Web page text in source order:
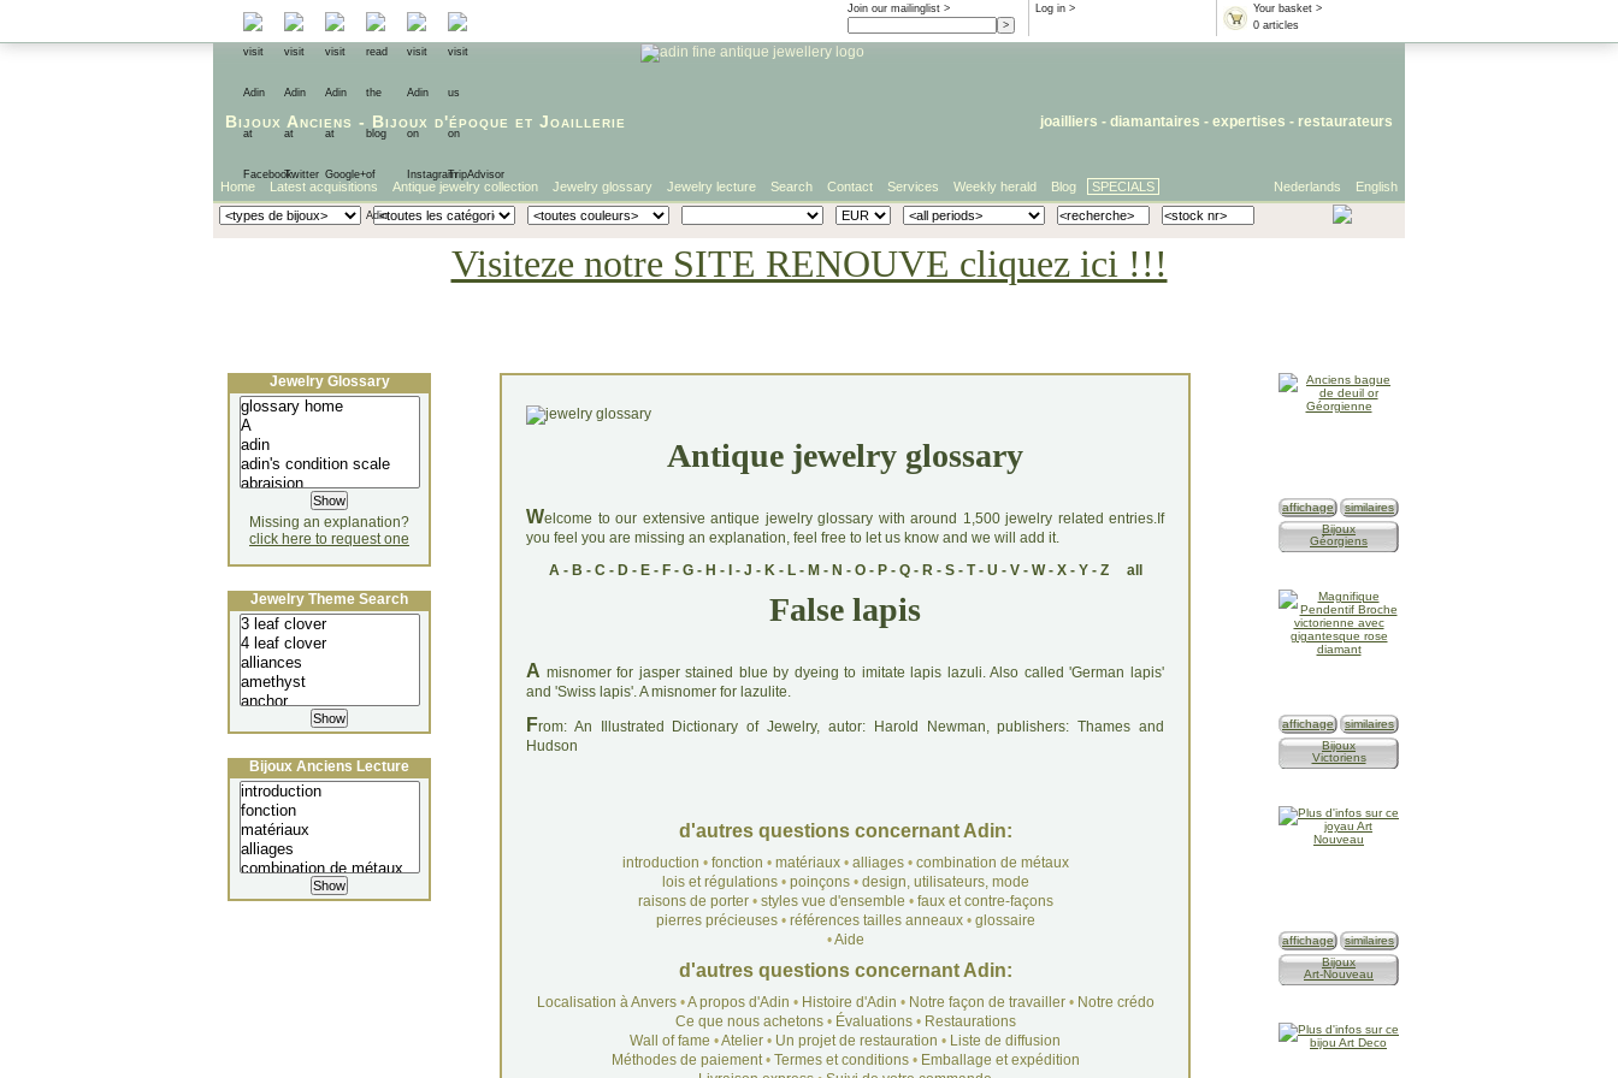
Your basket >
0 articles
Log in >
Join our mailinglist >
Bijoux Anciens - Bijoux d'époque et Joaillerie joailliers - diamantaires - expertises - restaurateurs
English
Nederlands
Home Latest acquisitions Antique jewelry collection Jewelry glossary Jewelry lecture Search Contact Services Weekly herald Blog SPECIALS
Visiteze notre SITE RENOUVE cliquez ici !!!
Antique jewelry glossary
Welcome to our extensive antique jewelry glossary with around 1,500 jewelry related entries.If
you feel you are missing an explanation, feel free to let us know and we will add it.
A- B - C- D- E- F- G- H - - J - K- L- M - N - O- P- Q- R- S- T- U - V- W- X- Y- Z all
False lapis
A misnomer for jasper stained blue by dyeing to imitate lapis lazuli. Also called 'German lapis'
and 'Swiss lapis'. A misnomer for lazulite.
From: An Illustrated Dictionary of Jewelry, autor: Harold Newman, publishers: Thames and
Hudson
d'autres questions concernant Adin:
introduction • fonction • matériaux• alliages• combination de métaux
lois et régulations• poinçons• design, utilisateurs, mode
raisons de porter• styles vue d'ensemble • faux et contre-façons
pierres précieuses• références tailles anneaux• glossaire
•Aide
d'autres questions concernant Adin:
Localisation à Anvers•A propos d'Adin • Histoire d'Adin • Notre façon de travailler • Notre crédo
Ce que nous achetons• Évaluations• Restaurations
Wall of fame •Atelier • Un projet de restauration • Liste de diffusion
Méthodes de paiement• Termes et conditions• Emballage et expédition
Jewelry Glossary
Missing an explanation?
click here to request one
Jewelry Theme Search
Bijoux Anciens Lecture
affichage
similaires
Bijoux
Géorgiens
affichage
similaires
Bijoux
Victoriens
affichage
similaires
Bijoux
Art-Nouveau